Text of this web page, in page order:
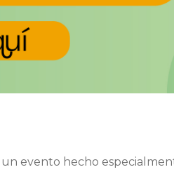
evento hecho